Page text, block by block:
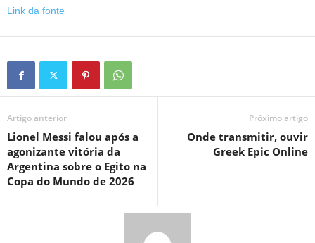
Link da fonte
Artigo anterior
Lionel Messi falou após a
agonizante vitória da
Argentina sobre o Egito na
Copa do Mundo de 2026
Próximo artigo
Onde transmitir, ouvir
Greek Epic Online